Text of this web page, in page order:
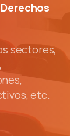
sectores,
etc.